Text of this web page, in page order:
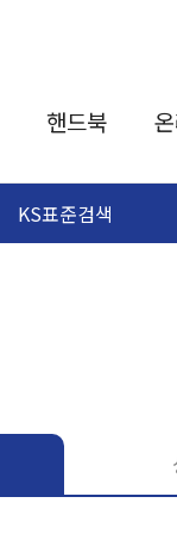
핸드북
KS표준검색